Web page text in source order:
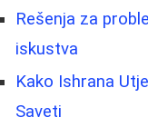
Rešenja za
iskustva
Kako Ishrana
Saveti